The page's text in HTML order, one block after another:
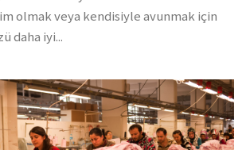
olmak veya kendisiyle avunmak için
daha iyi...